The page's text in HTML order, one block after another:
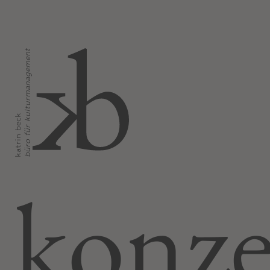
katrin beckbüro für kulturmanagement